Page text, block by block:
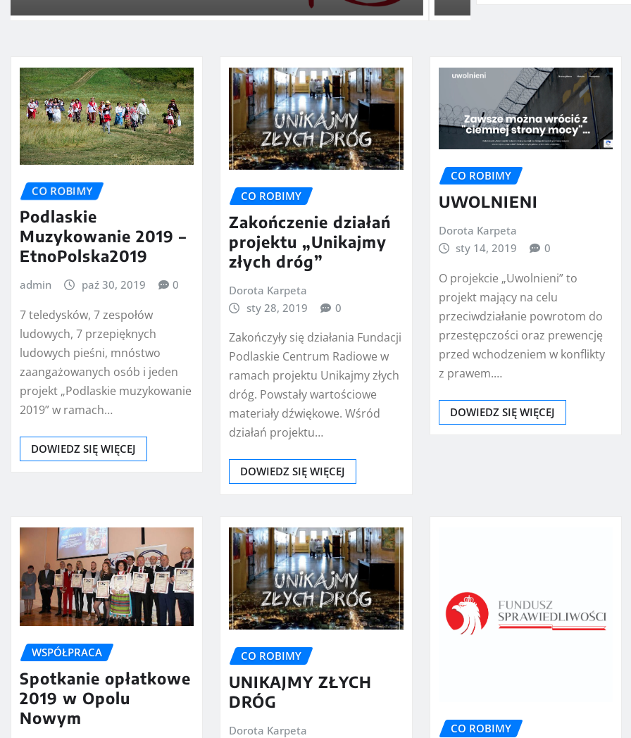
CO ROBIMY
Podlaskie
Muzykowanie 2019 –
EtnoPolska2019
admin paź 30, 2019 0
7 teledysków, 7 zespołów
ludowych, 7 przepięknych
ludowych pieśni, mnóstwo
zaangażowanych osób i jeden
projekt „Podlaskie muzykowanie
2019” w ramach…
DOWIEDZ SIĘ WIĘCEJ
CO ROBIMY
Zakończenie działań
projektu „Unikajmy
złych dróg”
Dorota Karpeta
sty 28, 2019
0
Zakończyły się działania Fundacji
Podlaskie Centrum Radiowe w
ramach projektu Unikajmy złych
dróg. Powstały wartościowe
materiały dźwiękowe. Wśród
działań projektu…
DOWIEDZ SIĘ WIĘCEJ
CO ROBIMY
UWOLNIENI
Dorota Karpeta
sty 14, 2019
0
O projekcie „Uwolnieni” to
projekt mający na celu
przeciwdziałanie powrotom do
przestępczości oraz prewencję
przed wchodzeniem w konflikty
z prawem.…
DOWIEDZ SIĘ WIĘCEJ
WSPÓŁPRACA
Spotkanie opłatkowe
2019 w Opolu
Nowym
CO ROBIMY
UNIKAJMY ZŁYCH
DRÓG
Dorota Karpeta
CO ROBIMY